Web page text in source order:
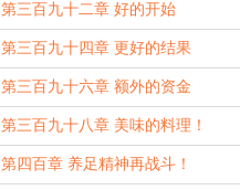
第三百九十二章 好的开始
第三百九十四章 更好的结果
第三百九十六章 额外的资金
第三百九十八章 美味的料理！
第四百章 养足精神再战斗！